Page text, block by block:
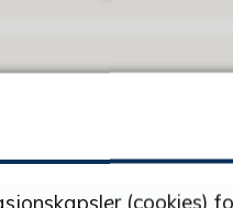
(cookies)